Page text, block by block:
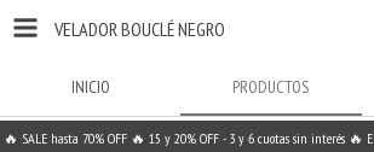
VELADOR BOUCLÉ NEGRO
INICIO PRODUCTOS
🔥 SALE hasta 70% OFF 🔥 15 y 20% OFF - 3 y 6 cuotas sin interés 🔥